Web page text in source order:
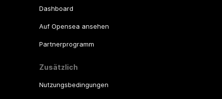
Dashboard
Auf Opensea ansehen
Partnerprogramm
Zusätzlich
Nutzungsbedingungen